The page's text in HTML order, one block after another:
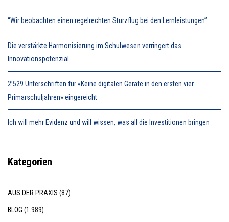
“Wir beobachten einen regelrechten Sturzflug bei den Lernleistungen”
Die verstärkte Harmonisierung im Schulwesen verringert das
Innovationspotenzial
2’529 Unterschriften für «Keine digitalen Geräte in den ersten vier
Primarschuljahren» eingereicht
Ich will mehr Evidenz und will wissen, was all die Investitionen bringen
Kategorien
AUS DER PRAXIS (87)
BLOG (1.989)